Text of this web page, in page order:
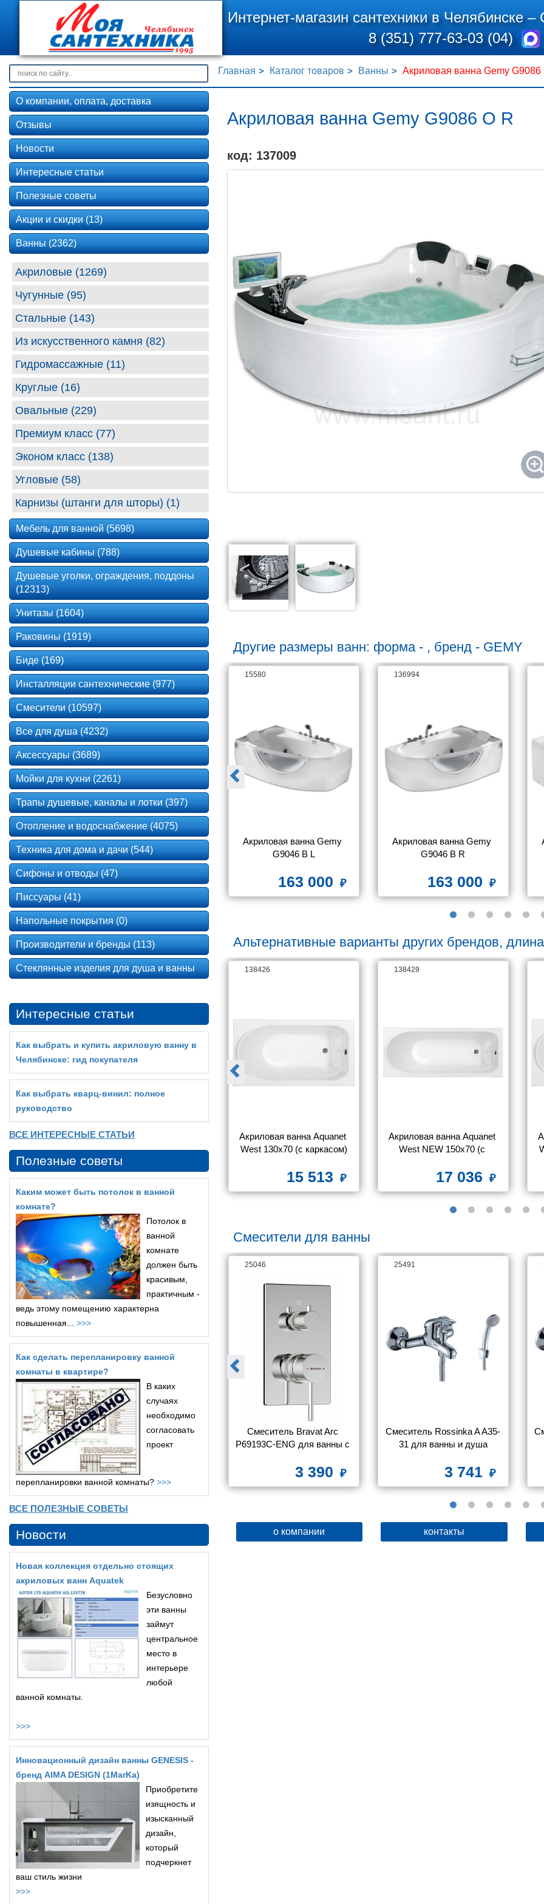
Интернет-магазин сантехники в Челябинске –
8 (351) 777-63-03 (04)
Главная Каталог товаров Ванны Акриловая ванна Gemy G9086
Акриловая ванна Gemy G9086 O R
код: 137009
Другие размеры ванн: форма - , бренд - GEMY
Gemy
B
700
136997
Акриловая ванна Gemy
G9072 K R
250 976
15580
Акриловая ванна Gemy
G9046 B L
163 000
136994
Акриловая ванна Gemy
G9046 B R
163 000
Альтернативные варианты других брендов,
Aquanet
каркасом)
266
141867
Акриловая прямоугольная
ванна Aquatek Eco-Friendly
Калибри 160х70 без
фронтального экрана,без
18 392
138426
Акриловая ванна Aquanet
West 130x70 (с каркасом)
15 513
138429
Акриловая ванна Aquanet
West NEW 150x70 (с
17 036
Смесители для ванны
Y Y40-
с душем
180
26063
Смеситель Rossinka Y Y35-
31 для ванны с душем
25046
Смеситель Bravat Arc
P69193C-ENG для ванны с
3 390
25491
Смеситель Rossinka A A35-
31 для ванны и душа
3 741
о компании контакты
О компании, оплата, доставка
Отзывы
Новости
Интересные статьи
Полезные советы
Акции и скидки (13)
Ванны (2362)
Акриловые (1269)
Чугунные (95)
Стальные (143)
Из искусственного камня (82)
Гидромассажные (11)
Круглые (16)
Овальные (229)
Премиум класс (77)
Эконом класс (138)
Угловые (58)
Карнизы (штанги для шторы) (1)
Мебель для ванной (5698)
Душевые кабины (788)
Душевые уголки, ограждения, поддоны
(12313)
Унитазы (1604)
Раковины (1919)
Биде (169)
Инсталляции сантехнические (977)
Смесители (10597)
Все для душа (4232)
Аксессуары (3689)
Мойки для кухни (2261)
Трапы душевые, каналы и лотки (397)
Отопление и водоснабжение (4075)
Техника для дома и дачи (544)
Сифоны и отводы (47)
Писсуары (41)
Напольные покрытия (0)
Производители и бренды (113)
Стеклянные изделия для душа и ванны
Интересные статьи
Как выбрать и купить акриловую ванну в
Челябинске: гид покупателя
Как выбрать кварц‑винил: полное
руководство
ВСЕ ИНТЕРЕСНЫЕ СТАТЬИ
Полезные советы
Каким может быть потолок в ванной
комнате?
Потолок в
ванной
комнате
должен быть
красивым,
практичным -
ведь этому помещению характерна
повышенная... >>>
Как сделать перепланировку ванной
комнаты в квартире?
В каких
случаях
необходимо
согласовать
проект
перепланировки ванной комнаты? >>>
ВСЕ ПОЛЕЗНЫЕ СОВЕТЫ
Новости
Новая коллекция отдельно стоящих
акриловых ванн Aquatek
Безусловно
эти ванны
займут
центральное
место в
интерьере
любой
ванной комнаты.
>>>
Инновационный дизайн ванны GENESIS -
бренд AIMA DESIGN (1MarKa)
Приобретите
изящность и
изысканный
дизайн,
который
подчеркнет
ваш стиль жизни
>>>